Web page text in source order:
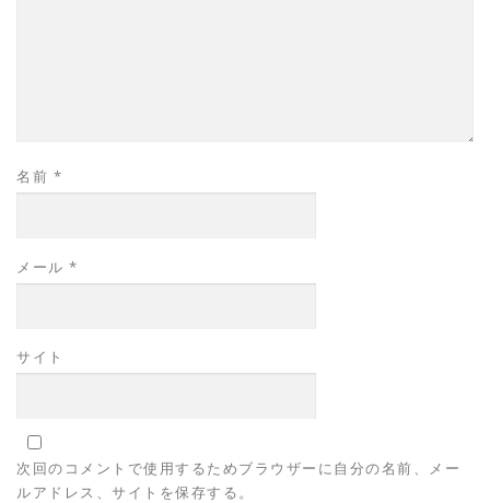
名前 *
メール *
サイト
次回のコメントで使用するためブラウザーに自分の名前、メー
ルアドレス、サイトを保存する。